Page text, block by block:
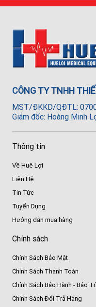
CÔNG TY TNHH
MST/ĐKKD/QĐTL:
Giám đốc: Hoàng Minh
Thông tin
Về Huê Lợi
Liên Hệ
Tin Tức
Tuyển Dụng
Hướng dẫn mua hàng
Chính sách
Chính Sách Bảo Mật
Chính Sách Thanh Toán
Chính Sách Bảo Hành - Bảo Trì
Chính Sách Đổi Trả Hàng